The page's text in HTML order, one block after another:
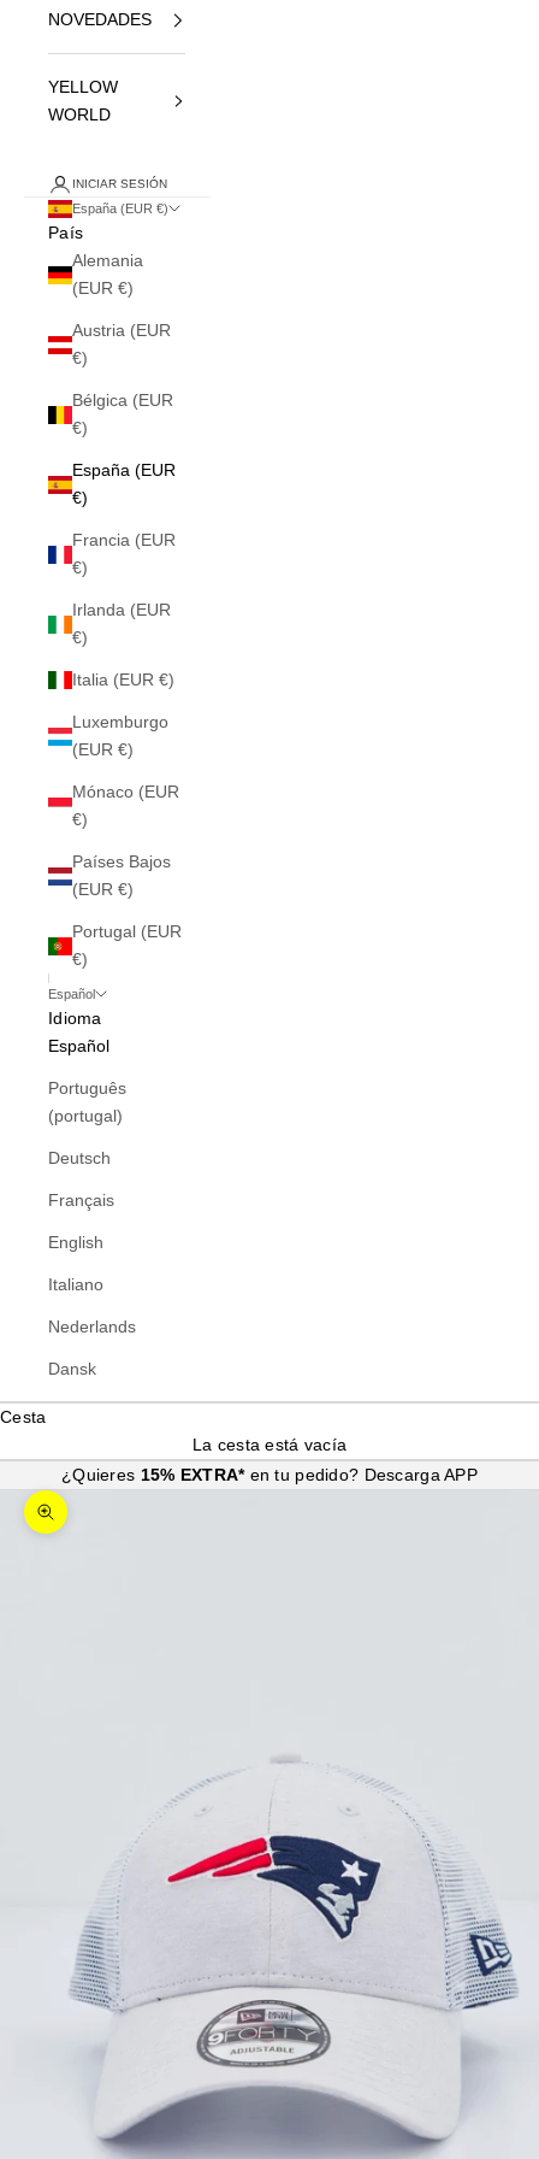
NOVEDADES
YELLOW
WORLD
INICIAR SESIÓN
España (EUR €)
País
Alemania
(EUR €)
Austria (EUR
€)
Bélgica (EUR
€)
España (EUR
€)
Francia (EUR
€)
Irlanda (EUR
€)
Italia (EUR €)
Luxemburgo
(EUR €)
Mónaco (EUR
€)
Países Bajos
(EUR €)
Portugal (EUR
€)
Español
Idioma
Español
Português
(portugal)
Deutsch
Français
English
Italiano
Nederlands
Dansk
Cesta
La cesta está vacía
¿Quieres 15% EXTRA* en tu pedido? Descarga APP
Zoom